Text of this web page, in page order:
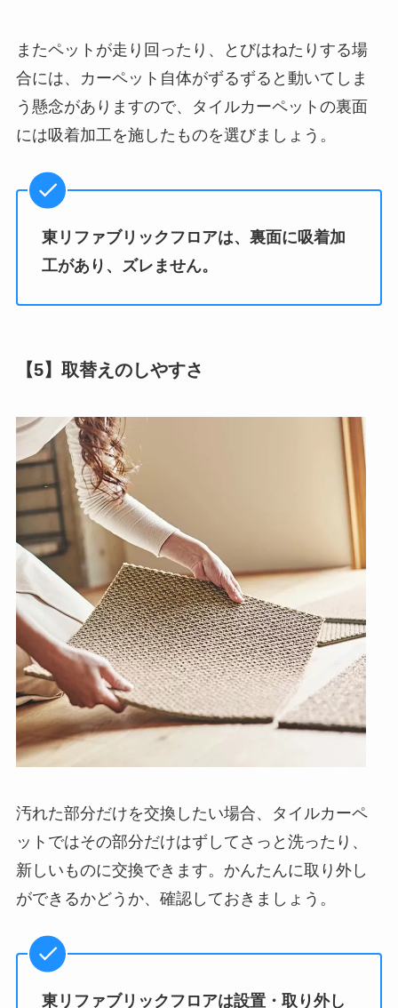
またペットが走り回ったり、とびはねたりする場
合には、カーペット自体がずるずると動いてしま
う懸念がありますので、タイルカーペットの裏面
には吸着加工を施したものを選びましょう。
東リファブリックフロアは、裏面に吸着加
工があり、ズレません。
【5】取替えのしやすさ
汚れた部分だけを交換したい場合、タイルカーペ
ットではその部分だけはずしてさっと洗ったり、
新しいものに交換できます。かんたんに取り外し
ができるかどうか、確認しておきましょう。
東リファブリックフロアは設置・取り外し